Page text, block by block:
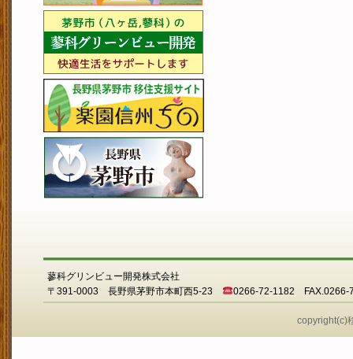
蓼科グリンビュー開発株式会社
〒391-0003 長野県茅野市本町西5-23
0266-72-1182 FAX.0266-
copyright(c)